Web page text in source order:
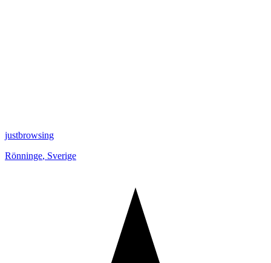
justbrowsing
Rönninge, Sverige